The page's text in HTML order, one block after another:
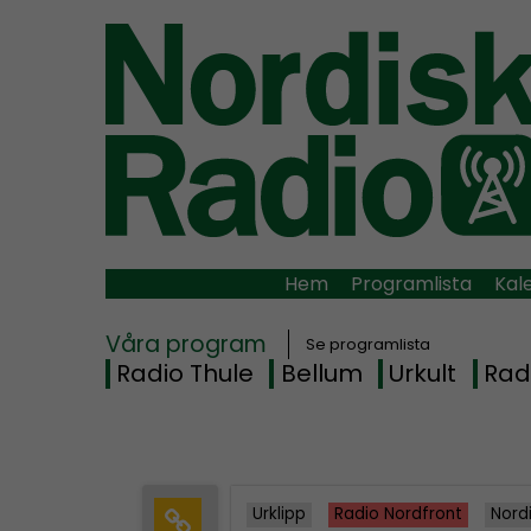
Hem Programlista
Våra program Se programlista
Radio Thule Bellum Urkult
Urklipp Radio Nordfront